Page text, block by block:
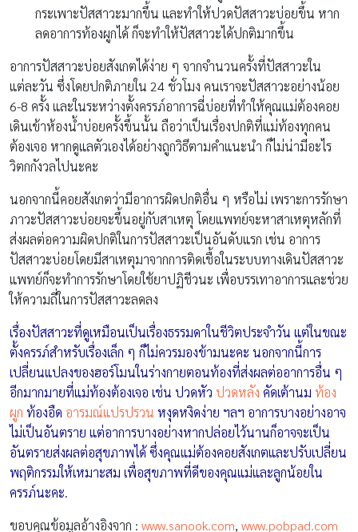
กระเพาะปัสสาวะมากขึ้น และทำให้ปวดปัสสาวะบ่อยขึ้น หาก
ลดอาการท้องผูกได้ ก็จะทำให้ปัสสาวะได้ปกติมากขึ้น
อาการปัสสาวะบ่อยสังเกตได้ง่าย ๆ จากจำนวนครั้งที่ปัสสาวะใน
แต่ละวัน ซึ่งโดยปกติภายใน 24 ชั่วโมง คนเราจะปัสสาวะอย่างน้อย
6-8 ครั้ง และในระหว่างตั้งครรภ์อาการฉี่บ่อยที่ทำให้คุณแม่ต้องคอย
เดินเข้าห้องน้ำบ่อยครั้งขึ้นนั้น ถือว่าเป็นเรื่องปกติที่แม่ท้องทุกคน
ต้องเจอ หากดูแลตัวเองได้อย่างถูกวิธีตามคำแนะนำ ก็ไม่น่ามีอะไร
วิตกกังวลไปนะคะ
นอกจากนี้คอยสังเกตว่ามีอาการผิดปกติอื่น ๆ หรือไม่ เพราะการรักษา
ภาวะปัสสาวะบ่อยจะขึ้นอยู่กับสาเหตุ โดยแพทย์จะหาสาเหตุหลักที่
ส่งผลต่อความผิดปกติในการปัสสาวะเป็นอันดับแรก เช่น อาการ
ปัสสาวะบ่อยโดยมีสาเหตุมาจากการติดเชื้อในระบบทางเดินปัสสาวะ
แพทย์ก็จะทำการรักษาโดยใช้ยาปฏิชีวนะ เพื่อบรรเทาอาการและช่วย
ให้ความถี่ในการปัสสาวะลดลง
เรื่องปัสสาวะที่ดูเหมือนเป็นเรื่องธรรมดาในชีวิตประจำวัน แต่ในขณะ
ตั้งครรภ์สำหรับเรื่องเล็ก ๆ ก็ไม่ควรมองข้ามนะคะ นอกจากนี้การ
เปลี่ยนแปลงของฮอร์โมนในร่างกายตอนท้องที่ส่งผลต่ออาการอื่น ๆ
อีกมากมายที่แม่ท้องต้องเจอ เช่น ปวดหัว ปวดหลัง คัดเต้านม ท้อง
ผูก ท้องอืด อารมณ์แปรปรวน หงุดหงิดง่าย ฯลฯ อาการบางอย่างอาจ
ไม่เป็นอันตราย แต่อาการบางอย่างหากปล่อยไว้นานก็อาจจะเป็น
อันตรายส่งผลต่อสุขภาพได้ ซึ่งคุณแม่ต้องคอยสังเกตและปรับเปลี่ยน
พฤติกรรมให้เหมาะสม เพื่อสุขภาพที่ดีของคุณแม่และลูกน้อยใน
ครรภ์นะคะ.
ขอบคุณข้อมูลอ้างอิงจาก : www.sanook.com, www.pobpad.com